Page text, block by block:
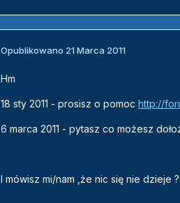
Opublikowano 21 Marca 2011
Hm
18 sty 2011 - prosisz o pomoc http://
6 marca 2011 - pytasz co możesz
I mówisz mi/nam ,że nic się nie dzieje ?